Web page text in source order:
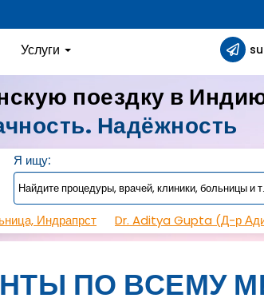
Услуги
поездку в
Надёжность
Я ищу:
Индрапрст Dr. Aditya Gupta (Д-р
ПО ВСЕМУ